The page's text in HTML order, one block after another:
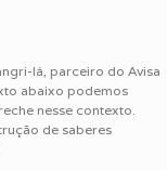
lá, parceiro do Avisa
abaixo podemos
nesse contexto.
de saberes